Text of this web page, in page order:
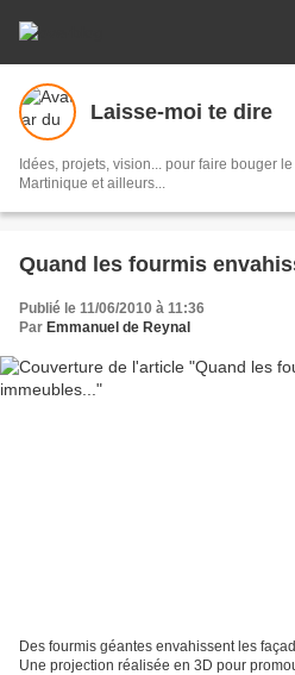
Laisse-moi te dire
Idées, projets, vision... pour faire bouger
Martinique et ailleurs...
Quand les fourmis
Publié le 11/06/2010 à 11:36
Par Emmanuel de Reynal
Des fourmis géantes envahissent les
Une projection réalisée en 3D pour